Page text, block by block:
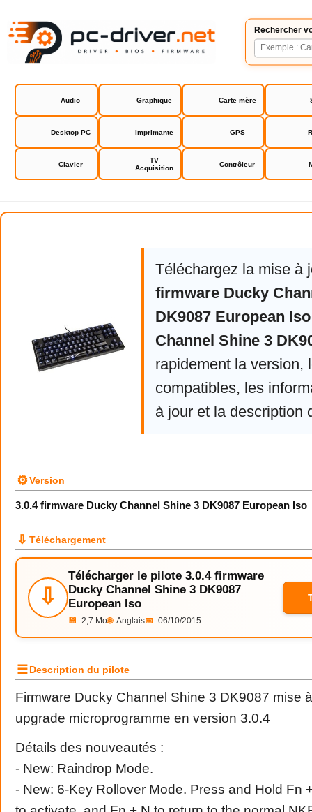
Rechercher
Audio Graphique Carte mère
Desktop PC Imprimante GPS
Clavier
TV
Acquisition
Contrôleur
Ducky Channel Shine 3 DK9087
Téléchargez la mise à
firmware Ducky
DK9087 European Iso
Channel Shine 3
rapidement la version,
compatibles, les
à jour et la description
⚙Version
3.0.4 firmware Ducky Channel Shine 3 DK9087 European Iso
⇩ Téléchargement
⇩
Télécharger le pilote 3.0.4 firmware
Ducky Channel Shine 3 DK9087
European Iso
💾 2,7 Mo🌐 Anglais📅 06/10/2015
☰Description du pilote
Firmware Ducky Channel Shine 3 DK9087 mise
upgrade microprogramme en version 3.0.4
Détails des nouveautés :
- New: Raindrop Mode.
- New: 6-Key Rollover Mode. Press and Hold Fn